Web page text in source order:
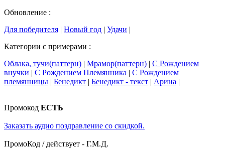
Обновление :
Для победителя | Новый год | Удачи |
Категории с примерами :
Облака, тучи(паттерн) | Мрамор(паттерн) | С Рождением
внучки | С Рождением Племянника | С Рождением
племянницы | Бенедикт | Бенедикт - текст | Арина |
Промокод ЕСТЬ
Заказать аудио поздравление со скидкой.
ПромоКод / действует - Г.М.Д.